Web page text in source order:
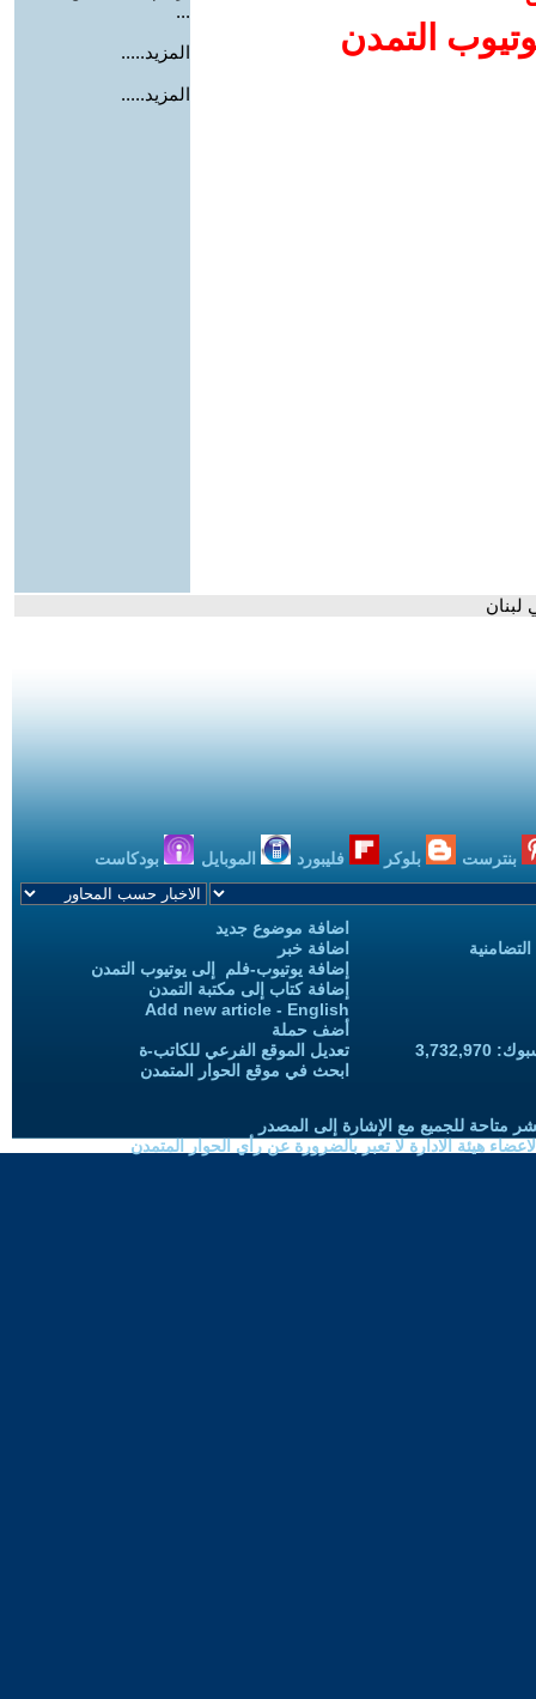
التمدن
...
المزيد.....
المزيد.....
لبنان
بنترست بلوكر فليبورد الموبايل بودكاست
اضافة موضوع جديد
اضافة خبر
إضافة يوتيوب-فلم إلى يوتيوب التمدن
إضافة كتاب إلى مكتبة التمدن
Add new article - English
أضف حملة
تعديل الموقع الفرعي للكاتب-ة
ابحث في موقع الحوار المتمدن
متاحة للجميع مع الإشارة إلى المصدر
هيئة الادارة لا تعبر بالضرورة عن رأي الحوار المتمدن